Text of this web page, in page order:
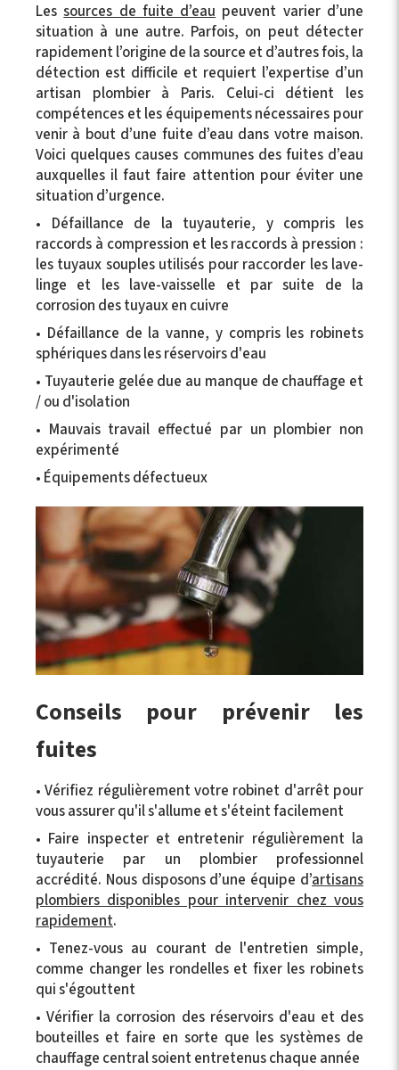
Lessources de fuite d’eaupeuvent varier d’une
situation à une autre. Parfois, on peut détecter
rapidement l’origine de la source et d’autres fois, la
détection est difficile et requiert l’expertise d’un
artisan plombier à Paris. Celui-ci détient les
compétences et les équipements nécessaires pour
venir à bout d’une fuite d’eau dans votre maison.
Voici quelques causes communes des fuites d’eau
auxquelles il faut faire attention pour éviter une
situation d’urgence.
• Défaillance de la tuyauterie, y compris les
raccords à compression et les raccords à pression :
les tuyaux souples utilisés pour raccorder les lave-
linge et les lave-vaisselle et par suite de la
corrosion des tuyaux en cuivre
• Défaillance de la vanne, y compris les robinets
sphériques dans les réservoirs d'eau
• Tuyauterie gelée due au manque de chauffage et
/ ou d'isolation
• Mauvais travail effectué par un plombier non
expérimenté
• Équipements défectueux
Conseils pour prévenir les
fuites
• Vérifiez régulièrement votre robinet d'arrêt pour
vous assurer qu'il s'allume et s'éteint facilement
• Faire inspecter et entretenir régulièrement la
tuyauterie par un plombier professionnel
accrédité. Nous disposons d’une équipe d’artisans
plombiers disponibles pour intervenir chez vous
rapidement.
• Tenez-vous au courant de l'entretien simple,
comme changer les rondelles et fixer les robinets
qui s'égouttent
• Vérifier la corrosion des réservoirs d'eau et des
bouteilles et faire en sorte que les systèmes de
chauffage central soient entretenus chaque année